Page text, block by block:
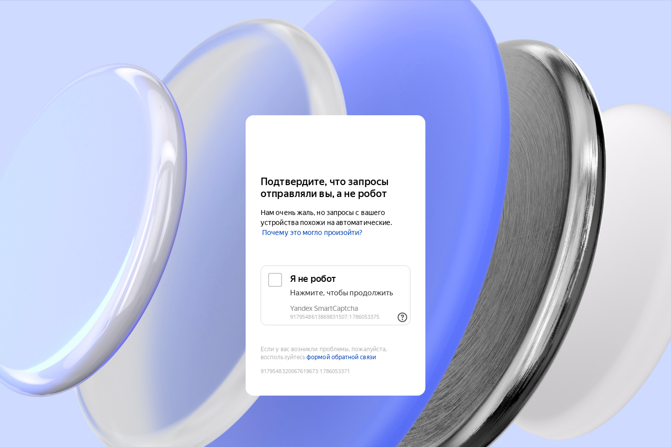
Подтвердите, что запросы
отправляли вы, а не робот
Нам очень жаль, но запросы с вашего
устройства похожи на автоматические.
Почему это могло произойти?
Если у вас возникли проблемы, пожалуйста,
воспользуйтесьформой обратной связи
9179548320067619673:1786053371